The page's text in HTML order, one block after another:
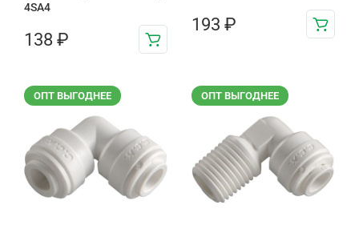
4SA4
138 ₽
193 ₽
ОПТ ВЫГОДНЕЕ ОПТ ВЫГОДНЕЕ